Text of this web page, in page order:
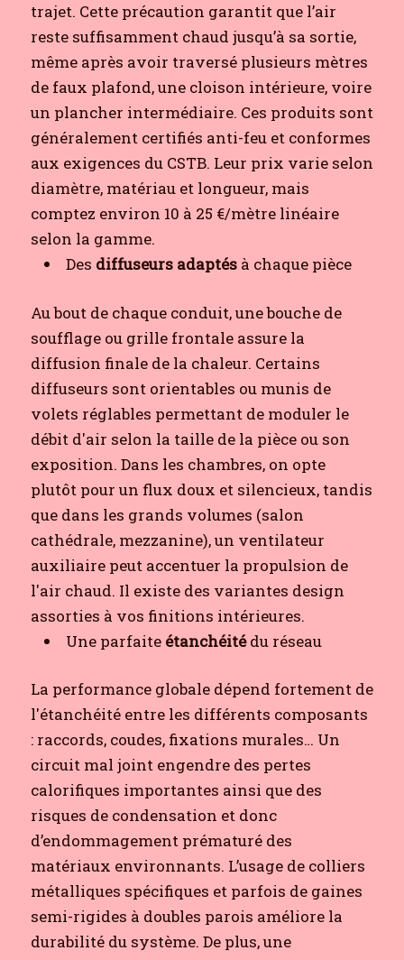
trajet. Cette précaution garantit que l’air
reste suffisamment chaud jusqu’à sa sortie,
même après avoir traversé plusieurs mètres
de faux plafond, une cloison intérieure, voire
un plancher intermédiaire. Ces produits sont
généralement certifiés anti-feu et conformes
aux exigences du CSTB. Leur prix varie selon
diamètre, matériau et longueur, mais
comptez environ 10 à 25 €/mètre linéaire
selon la gamme.
Des diffuseurs adaptés à chaque pièce
Au bout de chaque conduit, une bouche de
soufflage ou grille frontale assure la
diffusion finale de la chaleur. Certains
diffuseurs sont orientables ou munis de
volets réglables permettant de moduler le
débit d'air selon la taille de la pièce ou son
exposition. Dans les chambres, on opte
plutôt pour un flux doux et silencieux, tandis
que dans les grands volumes (salon
cathédrale, mezzanine), un ventilateur
auxiliaire peut accentuer la propulsion de
l'air chaud. Il existe des variantes design
assorties à vos finitions intérieures.
Une parfaite étanchéitédu réseau
La performance globale dépend fortement de
l'étanchéité entre les différents composants
: raccords, coudes, fixations murales… Un
circuit mal joint engendre des pertes
calorifiques importantes ainsi que des
risques de condensation et donc
d’endommagement prématuré des
matériaux environnants. L’usage de colliers
métalliques spécifiques et parfois de gaines
semi-rigides à doubles parois améliore la
durabilité du système. De plus, une